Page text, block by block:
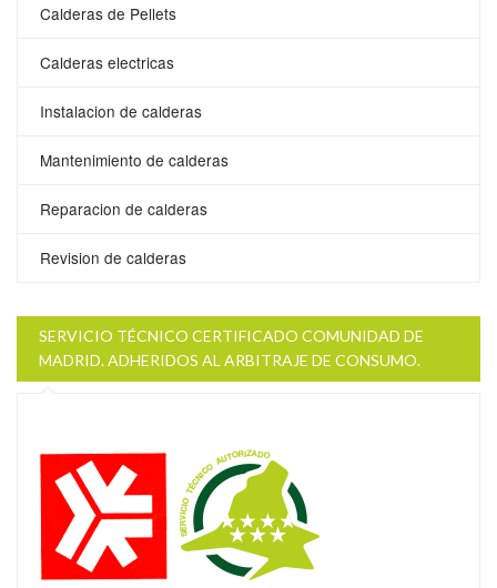
Calderas de Pellets
Calderas electricas
Instalacion de calderas
Mantenimiento de calderas
Reparacion de calderas
Revision de calderas
SERVICIO TÉCNICO CERTIFICADO COMUNIDAD DE
MADRID. ADHERIDOS AL ARBITRAJE DE CONSUMO.